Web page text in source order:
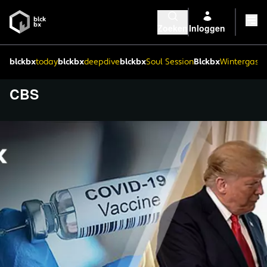
Inloggen
blckbxtodayblckbxdeepdiveblckbxSoul SessionBlckbx
CBS